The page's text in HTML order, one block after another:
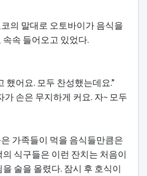
의 말대로 오토바이가 음식을
속 들어오고 있었다.
했어요. 모두 찬성했는데요.”
손은 무지하게 커요. 자~ 모두
가족들이 먹을 음식들만큼은
식구들은 이런 잔치는 처음이
술을 올렸다. 잠시 후 호식이